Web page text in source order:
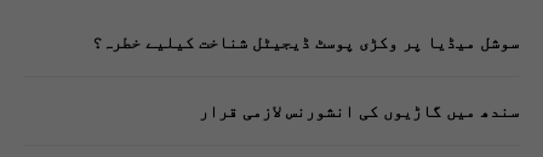
سوشل میڈیا پر وکڑی پوسٹ ڈیجیٹل شناخت کیلیے خطرہ؟
سندھ میں گاڑیوں کی انشورنس لازمی قرار